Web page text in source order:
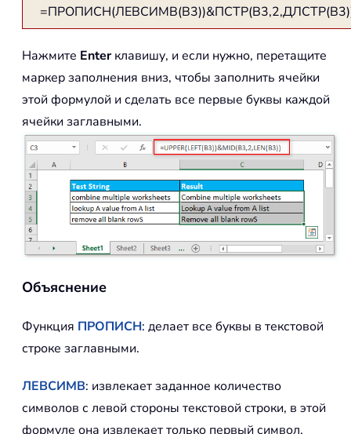
Нажмите Enterклавишу, и если нужно, перетащите
маркер заполнения вниз, чтобы заполнить ячейки
этой формулой и сделать все первые буквы каждой
ячейки заглавными.
Объяснение
Функция ПРОПИСН: делает все буквы в текстовой
строке заглавными.
ЛЕВСИМВ: извлекает заданное количество
символов с левой стороны текстовой строки, в этой
формуле она извлекает только первый символ.